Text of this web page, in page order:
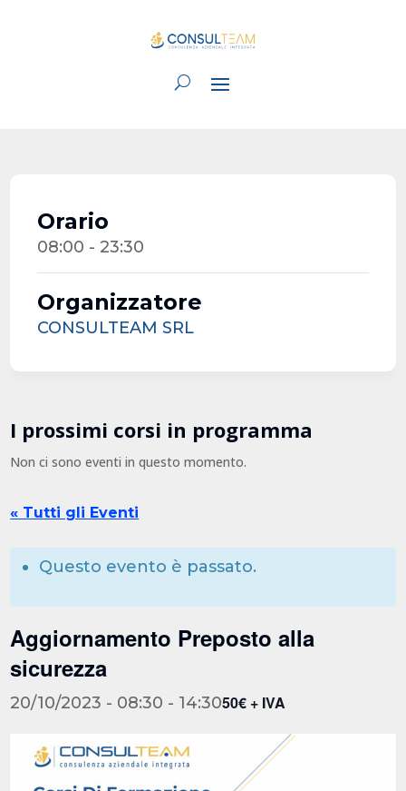
Orario
08:00 - 23:30
Organizzatore
CONSULTEAM SRL
I prossimi corsi in programma
Non ci sono eventi in questo momento.
« Tutti gli Eventi
Questo evento è passato.
Aggiornamento Preposto alla
sicurezza
20/10/2023 - 08:30 - 14:3050€ + IVA